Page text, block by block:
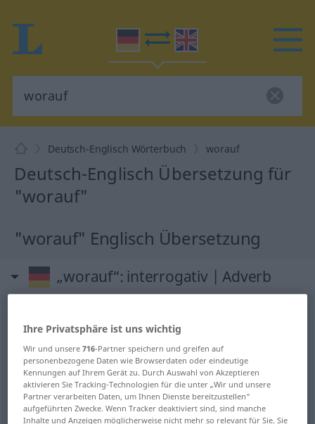
Deutsch-Englisch Wörterbuch worauf
Deutsch-Englisch Übersetzung für
"worauf"
"worauf" Englisch Übersetzung
„worauf“: interrogativ | Adverb
Übersicht aller Übersetzungen
(Für mehr Details die Übersetzung anklicken/antippen)
what are you still waiting for?
Ihre Privatsphäre ist uns wichtig
Wir und unsere716-Partner speichern und greifen auf
personenbezogene Daten wie Browserdaten oder eindeutige
Kennungen auf Ihrem Gerät zu. Durch Auswahl von Akzeptieren
aktivieren Sie Tracking-Technologien für die unter „Wir und unsere
Partner verarbeiten Daten, um Ihnen Dienste bereitzustellen“
aufgeführten Zwecke. Wenn Tracker deaktiviert sind, sind manche
Inhalte und Anzeigen möglicherweise nicht mehr so relevant für Sie. Sie